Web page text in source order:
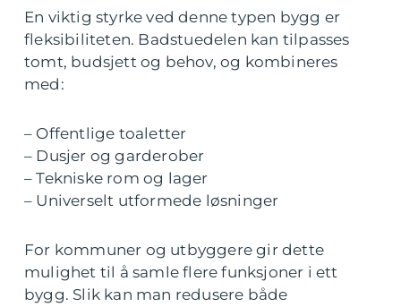
En viktig styrke ved denne typen bygg er
fleksibiliteten. Badstuedelen kan tilpasses
tomt, budsjett og behov, og kombineres
med:
– Offentlige toaletter
– Dusjer og garderober
– Tekniske rom og lager
– Universelt utformede løsninger
For kommuner og utbyggere gir dette
mulighet til å samle flere funksjoner i ett
bygg. Slik kan man redusere både